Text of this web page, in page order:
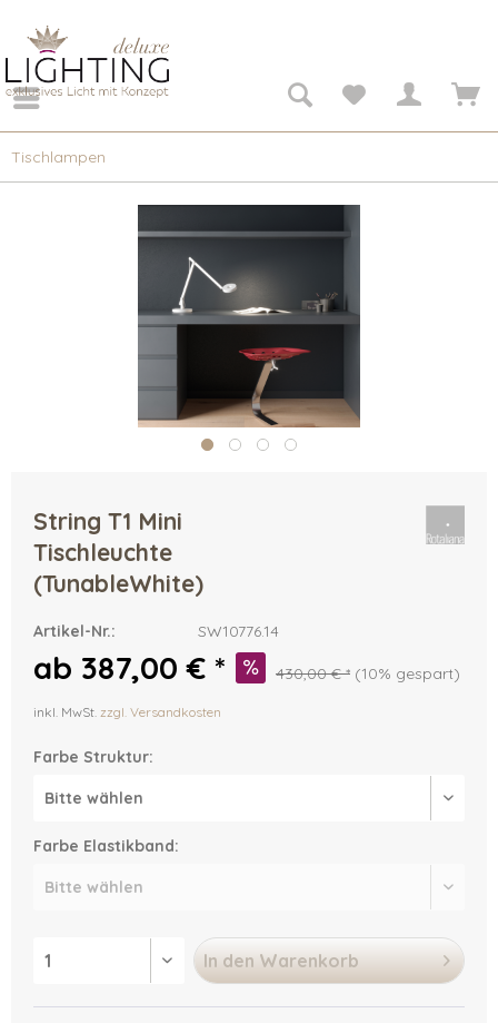
Tischlampen
String T1 Mini
Tischleuchte
(TunableWhite)
Artikel-Nr.: SW10776.14
ab 387,00 € * 430,00 € * (10% gespart)
inkl. MwSt. zzgl. Versandkosten
Farbe Struktur:
Farbe Elastikband:
In den Warenkorb